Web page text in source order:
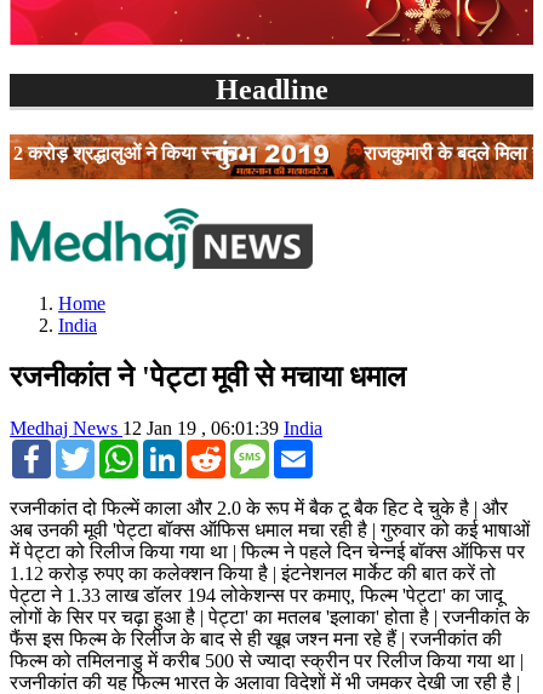
Headline
श्रद्धालुओं ने किया स्नान राजकुमारी के बदले मिला है
Home
India
रजनीकांत ने 'पेट्टा मूवी से मचाया धमाल
Medhaj News 12 Jan 19 , 06:01:39 India
Facebook
TwitterWhatsAppLinkedInRedditSMS
रजनीकांत दो फिल्में काला और 2.0 के रूप में बैक टू बैक हिट दे चुके है | और
अब उनकी मूवी 'पेट्टा बॉक्स ऑफिस धमाल मचा रही है | गुरुवार को कई भाषाओं
में पेट्टा को रिलीज किया गया था | फिल्म ने पहले दिन चेन्नई बॉक्स ऑफिस पर
1.12 करोड़ रुपए का कलेक्शन किया है | इंटनेशनल मार्केट की बात करें तो
पेट्टा ने 1.33 लाख डॉलर 194 लोकेशन्स पर कमाए, फिल्म 'पेट्टा' का जादू
लोगों के सिर पर चढ़ा हुआ है | पेट्टा' का मतलब 'इलाका' होता है | रजनीकांत के
फैंस इस फिल्म के रिलीज के बाद से ही खूब जश्न मना रहे हैं | रजनीकांत की
फिल्म को तमिलनाडु में करीब 500 से ज्यादा स्क्रीन पर रिलीज किया गया था |
रजनीकांत की यह फिल्म भारत के अलावा विदेशों में भी जमकर देखी जा रही है |